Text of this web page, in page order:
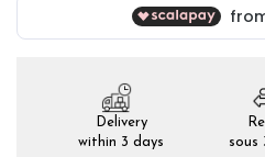
Delivery
within 3 days
sous